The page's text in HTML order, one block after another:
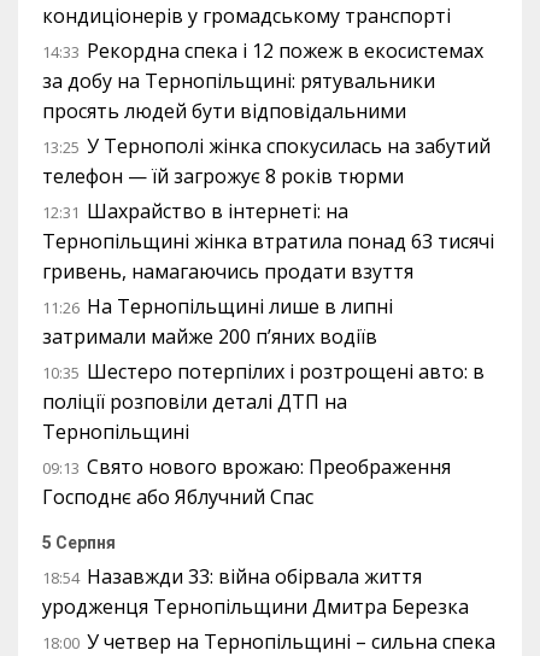
кондиціонерів у громадському транспорті
14:33 Рекордна спека і 12 пожеж в екосистемах
за добу на Тернопільщині: рятувальники
просять людей бути відповідальними
13:25 У Тернополі жінка спокусилась на забутий
телефон — їй загрожує 8 років тюрми
12:31 Шахрайство в інтернеті: на
Тернопільщині жінка втратила понад 63 тисячі
гривень, намагаючись продати взуття
11:26 На Тернопільщині лише в липні
затримали майже 200 п’яних водіїв
10:35 Шестеро потерпілих і розтрощені авто: в
поліції розповіли деталі ДТП на
Тернопільщині
09:13 Свято нового врожаю: Преображення
Господнє або Яблучний Спас
5 Серпня
18:54 Назавжди 33: війна обірвала життя
уродженця Тернопільщини Дмитра Березка
18:00 У четвер на Тернопільщині – сильна спека